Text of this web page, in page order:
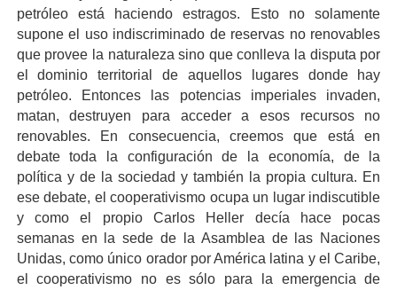
petróleo está haciendo estragos. Esto no solamente
supone el uso indiscriminado de reservas no renovables
que provee la naturaleza sino que conlleva la disputa por
el dominio territorial de aquellos lugares donde hay
petróleo. Entonces las potencias imperiales invaden,
matan, destruyen para acceder a esos recursos no
renovables. En consecuencia, creemos que está en
debate toda la configuración de la economía, de la
política y de la sociedad y también la propia cultura. En
ese debate, el cooperativismo ocupa un lugar indiscutible
y como el propio Carlos Heller decía hace pocas
semanas en la sede de la Asamblea de las Naciones
Unidas, como único orador por América latina y el Caribe,
el cooperativismo no es sólo para la emergencia de